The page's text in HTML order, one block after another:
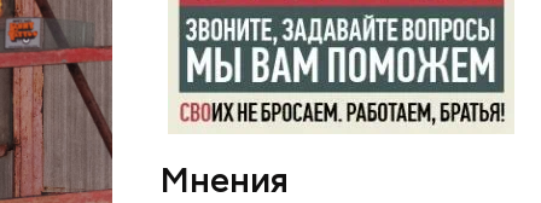
Бабич.
Мнения